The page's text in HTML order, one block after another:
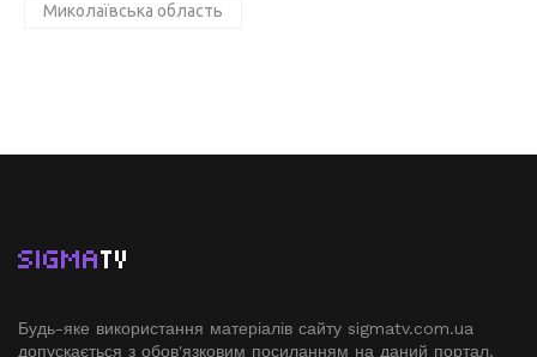
Миколаївська область
SIGMATV
Будь-яке використання матеріалів сайту sigmatv.com.ua
допускається з обов'язковим посиланням на даний портал.